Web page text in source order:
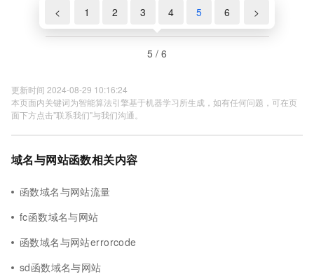
< 1 2 3 4 5 6 >
5 / 6
更新时间 2024-08-29 10:16:24
本页面内关键词为智能算法引擎基于机器学习所生成，如有任何问题，可在页
面下方点击"联系我们"与我们沟通。
域名与网站函数相关内容
函数域名与网站流量
fc函数域名与网站
函数域名与网站errorcode
sd函数域名与网站